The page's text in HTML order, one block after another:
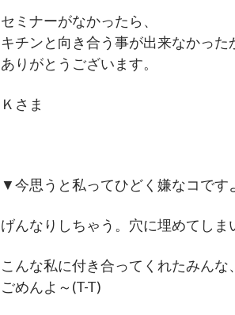
セミナーがなかったら、
キチンと向き合う事が出来なかっ
ありがとうございます。
Ｋさま
▼今思うと私ってひどく嫌なコです
げんなりしちゃう。穴に埋めてしま
こんな私に付き合ってくれたみんな、
ごめんよ～(T-T)